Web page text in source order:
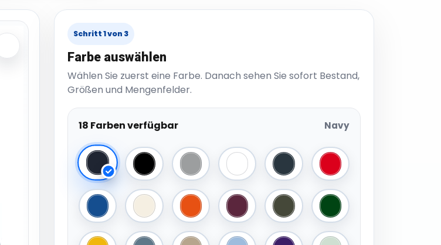
Schritt 1 von 3
Farbe auswählen
Wählen Sie zuerst eine Farbe. Danach sehen Sie sofort Bestand,
Größen und Mengenfelder.
18 Farben verfügbar Navy
Navy Black Sport Grey (Heather)
White Dark Grey (Solid)
Red
Royal Blue Off White Orange Burgundy Urban KhakiBottle Green